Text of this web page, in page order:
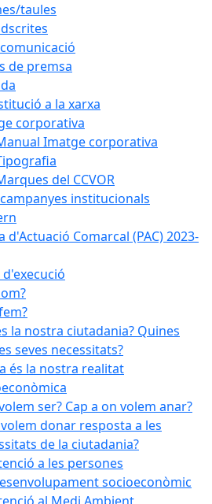
taules
de premsa
a la xarxa
corporativa
Imatge corporativa
del CCVOR
institucionals
d'Actuació Comarcal (PAC) 2023-
d'execució
la nostra ciutadania? Quines
seves necessitats?
és la nostra realitat
ser? Cap a on volem anar?
donar resposta a les
de la ciutadania?
a les persones
socioeconòmic